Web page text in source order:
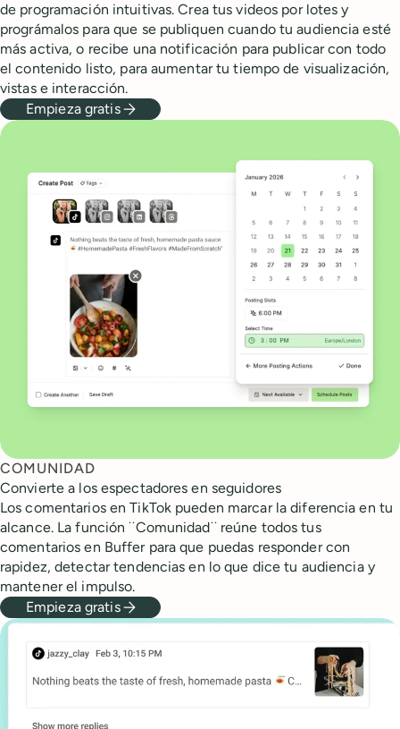
de programación intuitivas. Crea tus videos por lotes y
prográmalos para que se publiquen cuando tu audiencia esté
más activa, o recibe una notificación para publicar con todo
el contenido listo, para aumentar tu tiempo de visualización,
vistas e interacción.
Empieza gratis
COMUNIDAD
Convierte a los espectadores en seguidores
Los comentarios en TikTok pueden marcar la diferencia en tu
alcance. La función ¨Comunidad¨ reúne todos tus
comentarios en Buffer para que puedas responder con
rapidez, detectar tendencias en lo que dice tu audiencia y
mantener el impulso.
Empieza gratis